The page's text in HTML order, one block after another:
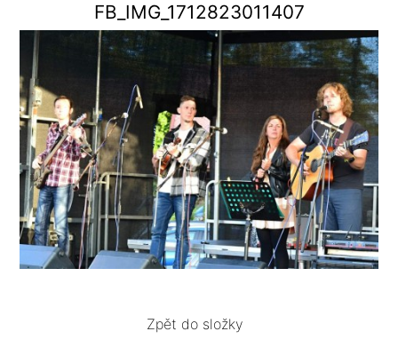
FB_IMG_1712823011407
Zpět do složky